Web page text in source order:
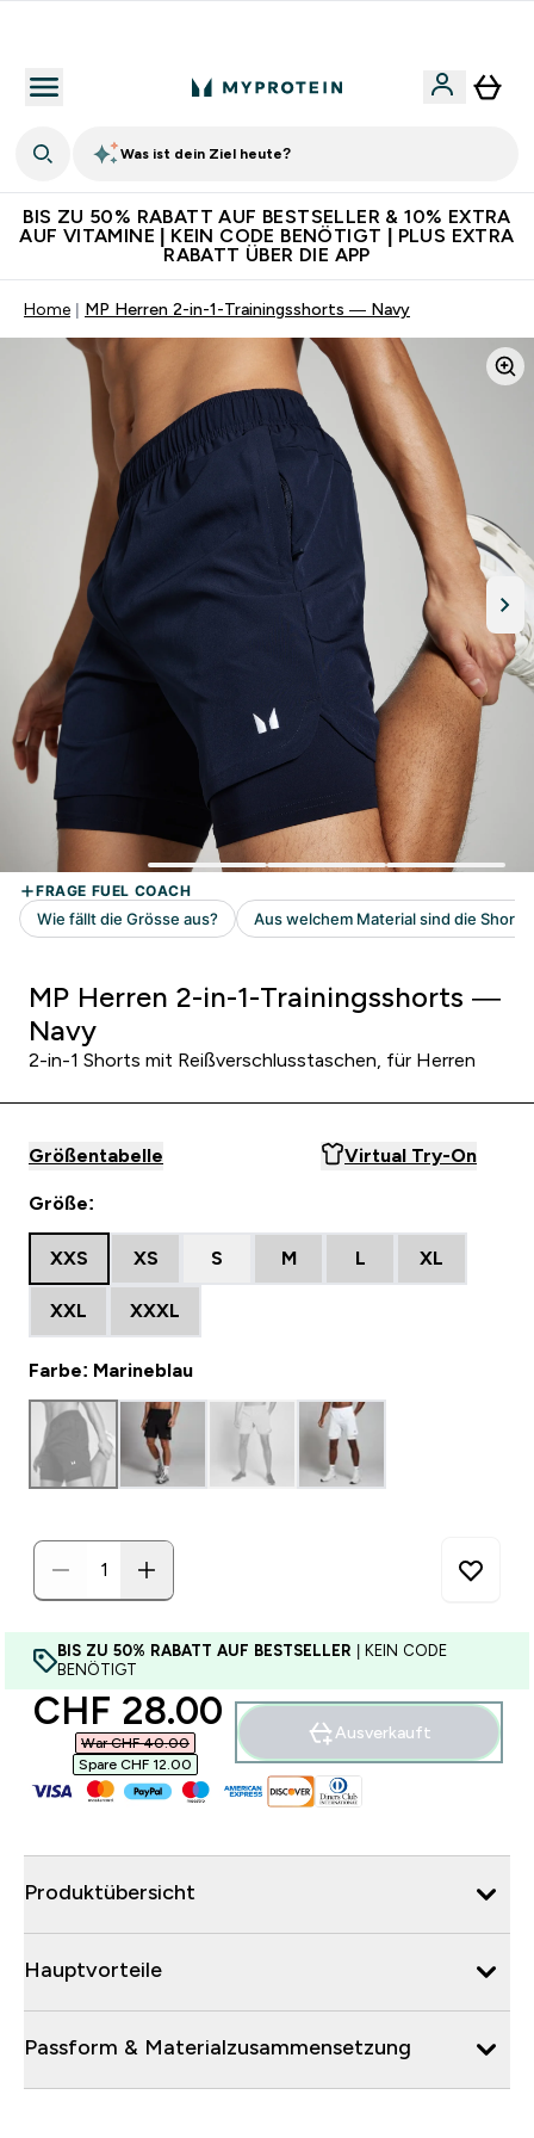
Was ist dein Ziel heute?
BIS ZU 50% RABATT AUF BESTSELLER & 10% EXTRA
AUF VITAMINE | KEIN CODE BENÖTIGT | PLUS EXTRA
RABATT ÜBER DIE APP
Home MP Herren 2-in-1-Trainingsshorts — Navy
MP Herren 2-in-1-Trainingsshorts —
Navy
2-in-1 Shorts mit Reißverschlusstaschen, für Herren
Größentabelle Virtual Try-On
Größe:
XXS XS S M L XL
XXL XXXL
Farbe: Marineblau
BIS ZU 50% RABATT AUF BESTSELLER | KEIN CODE
BENÖTIGT
discounted price
CHF 28.00‎
War CHF 40.00‎
Spare CHF 12.00‎
Ausverkauft
Produktübersicht
Hauptvorteile
Passform & Materialzusammensetzung